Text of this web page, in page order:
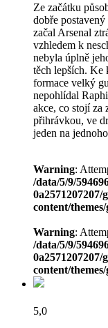
Ze začátku
dobře
začal Arsenal
vzhledem k
nebyla úplně
těch lepších. Ke
formace velký
nepohlídal
akce, co stojí za
přihrávkou, ve
jeden na
Warning:
/data/5/9/
content/
Warning:
/data/5/9/
content/
5,0